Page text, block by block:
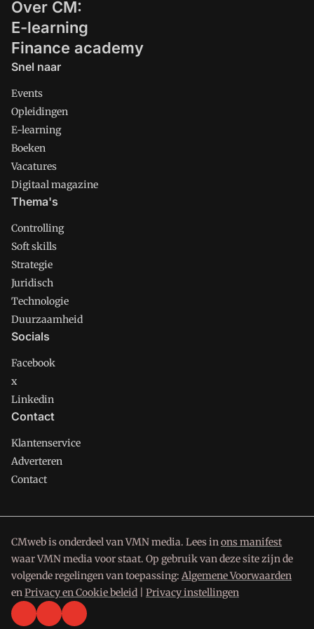
Over CM:
E-learning
Finance academy
Snel naar
Events
Opleidingen
E-learning
Boeken
Vacatures
Digitaal magazine
Thema's
Controlling
Soft skills
Strategie
Juridisch
Technologie
Duurzaamheid
Socials
Facebook
x
Linkedin
Contact
Klantenservice
Adverteren
Contact
CMweb is onderdeel van VMN media. Lees inons manifest
waar VMN media voor staat. Op gebruik van deze site zijn de
volgende regelingen van toepassing: Algemene Voorwaarden
enPrivacy en Cookie beleid Privacy instellingen